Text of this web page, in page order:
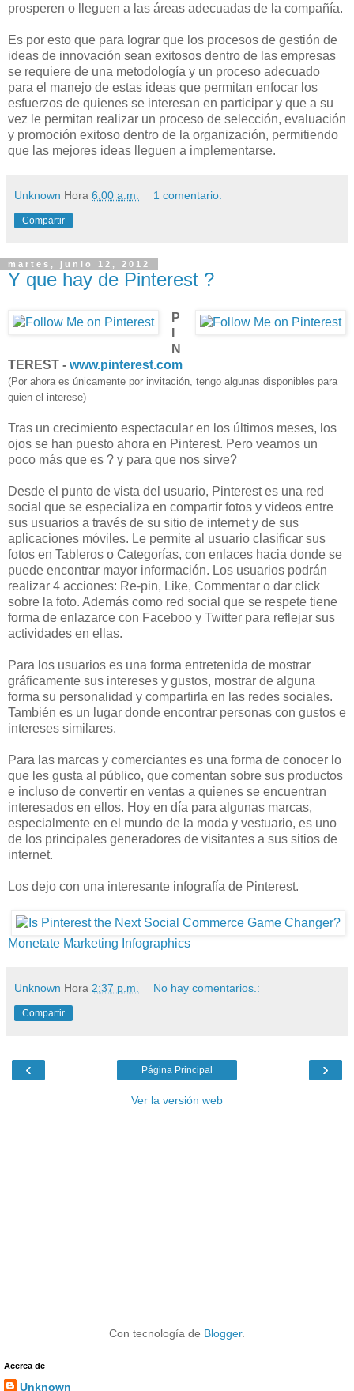
prosperen o lleguen a las áreas adecuadas de la compañía.
Es por esto que para lograr que los procesos de gestión de
ideas de innovación sean exitosos dentro de las empresas
se requiere de una metodología y un proceso adecuado
para el manejo de estas ideas que permitan enfocar los
esfuerzos de quienes se interesan en participar y que a su
vez le permitan realizar un proceso de selección, evaluación
y promoción exitoso dentro de la organización, permitiendo
que las mejores ideas lleguen a implementarse.
Unknown Hora 6:00 a.m. 1 comentario:
Compartir
martes, junio 12, 2012
Y que hay de Pinterest ?
P
N
TEREST - www.pinterest.com
(Por ahora es únicamente por invitación, tengo algunas disponibles para
quien el interese)
Tras un crecimiento espectacular en los últimos meses, los
ojos se han puesto ahora en Pinterest. Pero veamos un
poco más que es ? y para que nos sirve?
Desde el punto de vista del usuario, Pinterest es una red
social que se especializa en compartir fotos y videos entre
sus usuarios a través de su sitio de internet y de sus
aplicaciones móviles. Le permite al usuario clasificar sus
fotos en Tableros o Categorías, con enlaces hacia donde se
puede encontrar mayor información. Los usuarios podrán
realizar 4 acciones: Re-pin, Like, Commentar o dar click
sobre la foto. Además como red social que se respete tiene
forma de enlazarce con Faceboo y Twitter para reflejar sus
actividades en ellas.
Para los usuarios es una forma entretenida de mostrar
gráficamente sus intereses y gustos, mostrar de alguna
forma su personalidad y compartirla en las redes sociales.
También es un lugar donde encontrar personas con gustos e
intereses similares.
Para las marcas y comerciantes es una forma de conocer lo
que les gusta al público, que comentan sobre sus productos
e incluso de convertir en ventas a quienes se encuentran
interesados en ellos. Hoy en día para algunas marcas,
especialmente en el mundo de la moda y vestuario, es uno
de los principales generadores de visitantes a sus sitios de
internet.
Los dejo con una interesante infografía de Pinterest.
Monetate Marketing Infographics
Unknown Hora 2:37 p.m. No hay comentarios.:
Compartir
‹ ›
Página Principal
Ver la versión web
Con tecnología de Blogger.
Acerca de
Unknown